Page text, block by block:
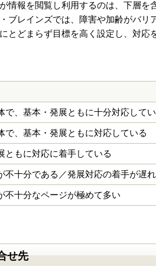
情報を閲覧し利用するのは、下層
ブレインズでは、障害や加齢がバ
とどまらず目標を高く設定し、対応
で、基本・発展ともに十分対応して
で、基本・発展ともに対応している
ともに対応に着手している
不十分である／発展対応の着手が遅
不十分なページが極めて多い
せ先